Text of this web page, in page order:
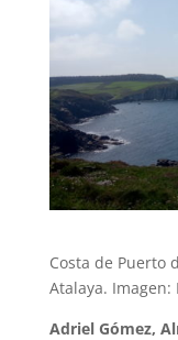
Costa de Puerto
Atalaya. Imagen:
Adriel Gómez,